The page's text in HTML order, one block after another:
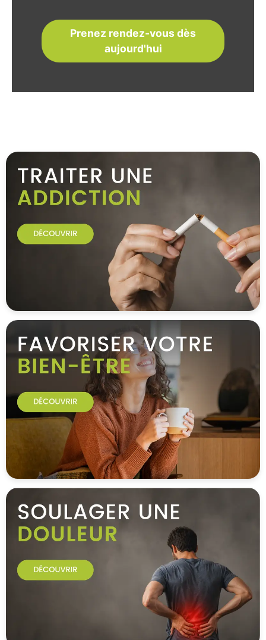
Prenez rendez-vous dès
aujourd'hui